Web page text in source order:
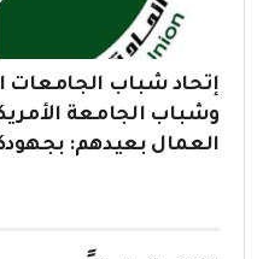
إتحاد شباب الجامعات
وشباب الجامعة
العمال بعيدهم: